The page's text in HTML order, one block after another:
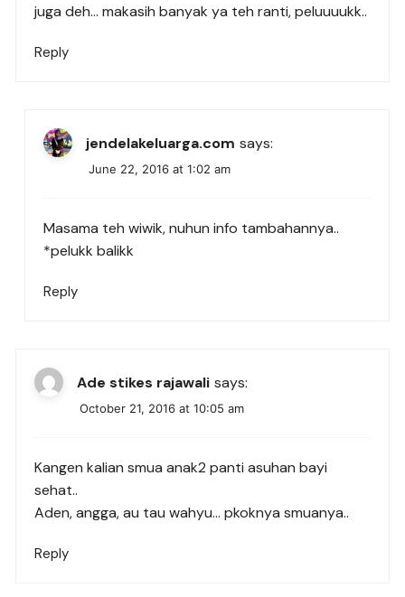
juga deh… makasih banyak ya teh ranti, peluuuukk..
Reply
jendelakeluarga.com says:
June 22, 2016 at 1:02 am
Masama teh wiwik, nuhun info tambahannya..
*pelukk balikk
Reply
Ade stikes rajawali says:
October 21, 2016 at 10:05 am
Kangen kalian smua anak2 panti asuhan bayi
sehat..
Aden, angga, au tau wahyu… pkoknya smuanya..
Reply